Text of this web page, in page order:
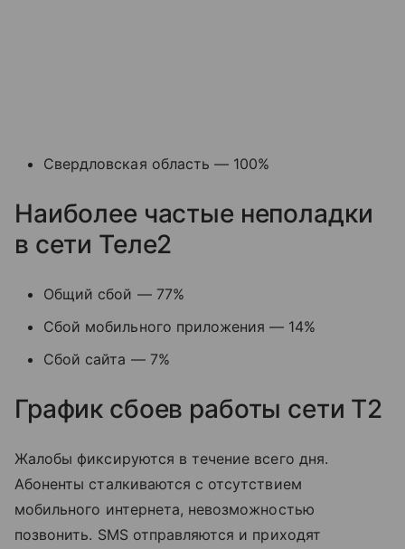
Свердловская область — 100%
Наиболее частые неполадки
в сети Теле2
Общий сбой — 77%
Сбой мобильного приложения — 14%
Сбой сайта — 7%
График сбоев работы сети T2
Жалобы фиксируются в течение всего дня.
Абоненты сталкиваются с отсутствием
мобильного интернета, невозможностью
позвонить. SMS отправляются и приходят